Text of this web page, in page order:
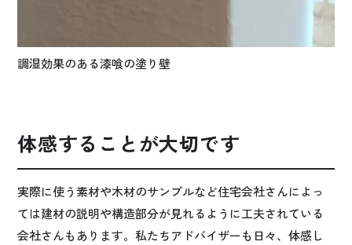
調湿効果のある漆喰の塗り壁
体感することが大切です
実際に使う素材や木材のサンプルなど住宅会社さんによっ
ては建材の説明や構造部分が見れるように工夫されている
会社さんもあります。私たちアドバイザーも日々、体感し